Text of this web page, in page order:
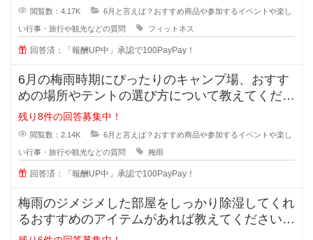
閲覧数：4.17K 6月と言えば？おすすめ商品や参加するイベントや楽し
い行事・旅行や観光などの質問 フィットネス
回答済：「報酬UP中」承認で100PayPay！
6月の梅雨時期にぴったりのキャンプ場、おすす
めの場所やテントの選び方について教えてくださ
い。 雨でも楽しめる工夫が
残り8件の回答募集中！
閲覧数：2.14K 6月と言えば？おすすめ商品や参加するイベントや楽し
い行事・旅行や観光などの質問 梅雨
回答済：「報酬UP中」承認で100PayPay！
梅雨のジメジメした部屋をしっかり除湿してくれ
るおすすめのアイテムがあれば教えてください⭐︎
これから